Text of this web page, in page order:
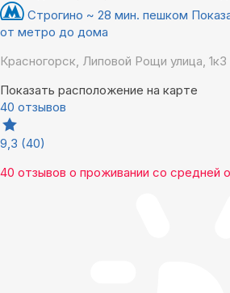
Строгино ~ 28 мин. пешком
от метро до дома
Красногорск, Липовой Рощи улица, 1к3
Показать расположение на карте
40 отзывов
9,3 (40)
40 отзывов о проживании со средней